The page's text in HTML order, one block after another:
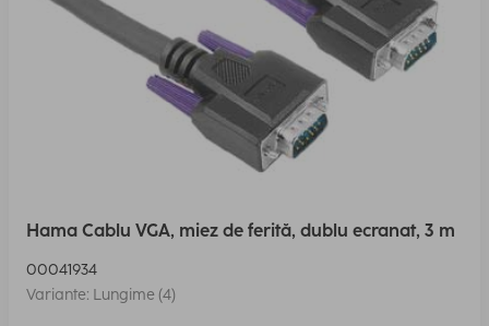
Hama Cablu VGA, miez de ferită, dublu ecranat, 3 m
00041934
Variante: Lungime (4)